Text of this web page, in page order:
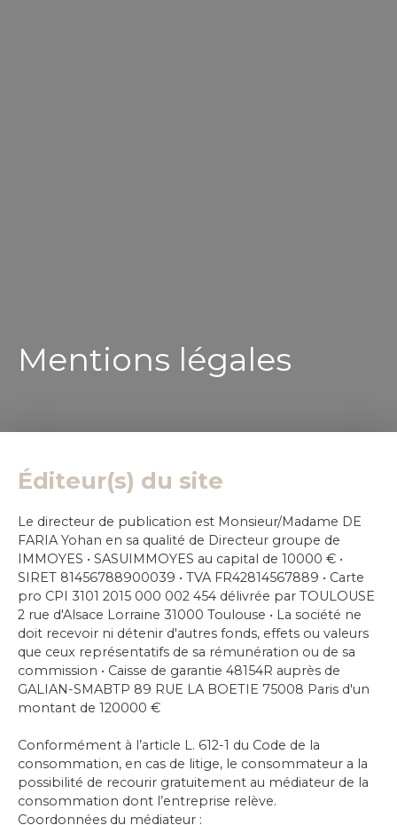
Mentions légales
Éditeur(s) du site
Le directeur de publication est Monsieur/Madame DE
FARIA Yohan en sa qualité de Directeur groupe de
IMMOYES • SASUIMMOYES au capital de 10000 € •
SIRET 81456788900039 • TVA FR42814567889 • Carte
pro CPI 3101 2015 000 002 454 délivrée par TOULOUSE
2 rue d'Alsace Lorraine 31000 Toulouse • La société ne
doit recevoir ni détenir d'autres fonds, effets ou valeurs
que ceux représentatifs de sa rémunération ou de sa
commission • Caisse de garantie 48154R auprès de
GALIAN-SMABTP 89 RUE LA BOETIE 75008 Paris d'un
montant de 120000 €
Conformément à l’article L. 612-1 du Code de la
consommation, en cas de litige, le consommateur a la
possibilité de recourir gratuitement au médiateur de la
consommation dont l’entreprise relève.
Coordonnées du médiateur :